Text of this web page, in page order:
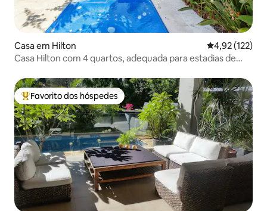
Casa em Hilton Classificação
4,92 (122)
Casa Hilton com 4 quartos, adequada para estadias de
Favoritos dos hóspedes mais apreciados
Favorito dos hóspedes